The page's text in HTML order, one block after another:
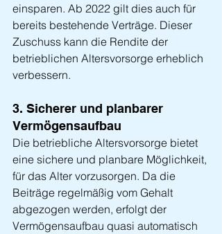
einsparen. Ab 2022 gilt dies auch für
bereits bestehende Verträge. Dieser
Zuschuss kann die Rendite der
betrieblichen Altersvorsorge erheblich
verbessern.
3. Sicherer und planbarer
Vermögensaufbau
Die betriebliche Altersvorsorge bietet
eine sichere und planbare Möglichkeit,
für das Alter vorzusorgen. Da die
Beiträge regelmäßig vom Gehalt
abgezogen werden, erfolgt der
Vermögensaufbau quasi automatisch